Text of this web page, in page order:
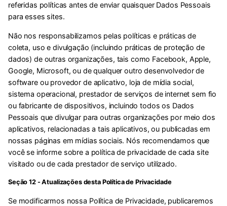
referidas políticas antes de enviar quaisquer Dados Pessoais
para esses sites.
Não nos responsabilizamos pelas políticas e práticas de
coleta, uso e divulgação (incluindo práticas de proteção de
dados) de outras organizações, tais como Facebook, Apple,
Google, Microsoft, ou de qualquer outro desenvolvedor de
software ou provedor de aplicativo, loja de mídia social,
sistema operacional, prestador de serviços de internet sem fio
ou fabricante de dispositivos, incluindo todos os Dados
Pessoais que divulgar para outras organizações por meio dos
aplicativos, relacionadas a tais aplicativos, ou publicadas em
nossas páginas em mídias sociais. Nós recomendamos que
você se informe sobre a política de privacidade de cada site
visitado ou de cada prestador de serviço utilizado.
Seção 12 - Atualizações desta Política de Privacidade
Se modificarmos nossa Política de Privacidade, publicaremos